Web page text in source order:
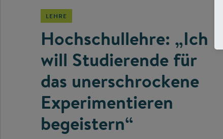
LEHRE
Hochschullehre: „Ich
will Studierende für
das unerschrockene
Experimentieren
begeistern“